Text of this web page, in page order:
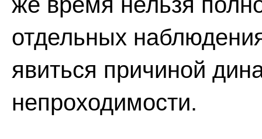
отдельных
явиться причиной
непроходимости.